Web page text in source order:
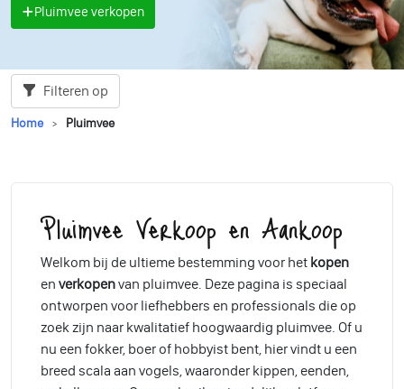
Pluimvee verkopen
Filteren op
Home Pluimvee
Pluimvee Verkoop en Aankoop
Welkom bij de ultieme bestemming voor het kopen
en verkopenvan pluimvee. Deze pagina is speciaal
ontworpen voor liefhebbers en professionals die op
zoek zijn naar kwalitatief hoogwaardig pluimvee. Of u
nu een fokker, boer of hobbyist bent, hier vindt u een
breed scala aan vogels, waaronder kippen, eenden,